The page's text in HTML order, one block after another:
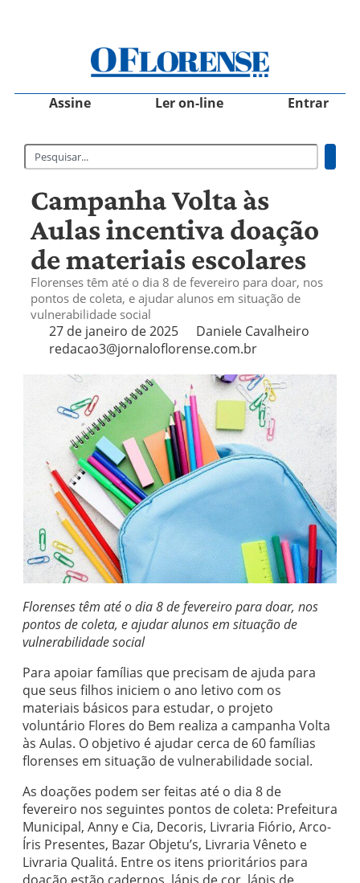
Assine Ler on-line Entrar
Campanha Volta às
Aulas incentiva doação
de materiais escolares
Florenses têm até o dia 8 de fevereiro para doar, nos
pontos de coleta, e ajudar alunos em situação de
vulnerabilidade social
27 de janeiro de 2025
Daniele Cavalheiro
redacao3@jornaloflorense.com.br
Florenses têm até o dia 8 de fevereiro para doar, nos
pontos de coleta, e ajudar alunos em situação de
vulnerabilidade social
Para apoiar famílias que precisam de ajuda para
que seus filhos iniciem o ano letivo com os
materiais básicos para estudar, o projeto
voluntário Flores do Bem realiza a campanha Volta
às Aulas. O objetivo é ajudar cerca de 60 famílias
florenses em situação de vulnerabilidade social.
As doações podem ser feitas até o dia 8 de
fevereiro nos seguintes pontos de coleta: Prefeitura
Municipal, Anny e Cia, Decoris, Livraria Fiório, Arco-
Íris Presentes, Bazar Objetu’s, Livraria Vêneto e
Livraria Qualitá. Entre os itens prioritários para